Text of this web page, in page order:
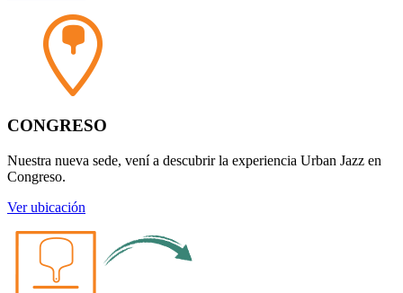
CONGRESO
Nuestra nueva sede, vení a descubrir la experiencia Urban Jazz en
Congreso.
Ver ubicación